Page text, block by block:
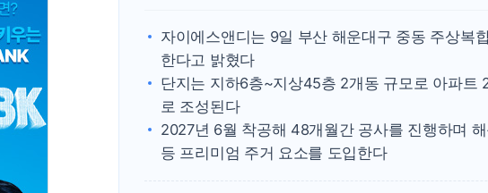
자이에스앤디는 9일 부산 해운대구 중동 주상복
한다고 밝혔다
단지는 지하6층~지상45층 2개동 규모로 아파트
로 조성된다
2027년 6월 착공해 48개월간 공사를 진행하며
등 프리미엄 주거 요소를 도입한다